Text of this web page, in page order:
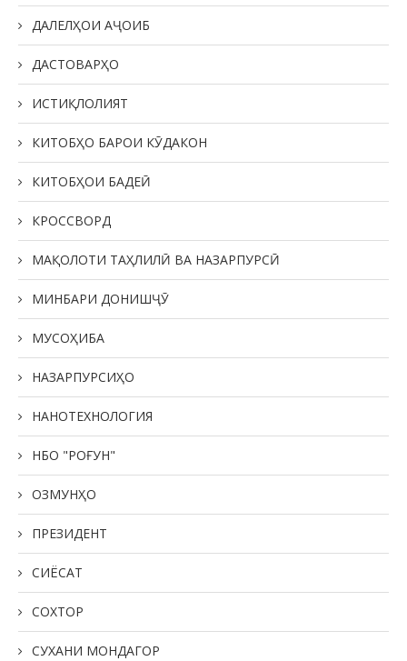
ДАЛЕЛҲОИ АҶОИБ
ДАСТОВАРҲО
ИСТИҚЛОЛИЯТ
КИТОБҲО БАРОИ КӮДАКОН
КИТОБҲОИ БАДЕӢ
КРОССВОРД
МАҚОЛОТИ ТАҲЛИЛӢ ВА НАЗАРПУРСӢ
МИНБАРИ ДОНИШҶӮ
МУСОҲИБА
НАЗАРПУРСИҲО
НАНОТЕХНОЛОГИЯ
НБО "РОҒУН"
ОЗМУНҲО
ПРЕЗИДЕНТ
СИЁСАТ
СОХТОР
СУХАНИ МОНДАГОР